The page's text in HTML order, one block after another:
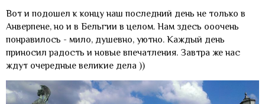
Вот и подошел к концу наш последний день не только в
Анверпене, но и в Бельгии в целом. Нам здесь ооочень
понравилось - мило, душевно, уютно. Каждый день
приносил радость и новые впечатления. Завтра же нас
ждут очередные великие дела ))